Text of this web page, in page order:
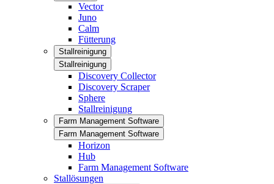
Vector
Juno
Calm
Fütterung
Stallreinigung
Stallreinigung
Discovery Collector
Discovery Scraper
Sphere
Stallreinigung
Farm Management Software
Farm Management Software
Horizon
Hub
Farm Management Software
Stallösungen